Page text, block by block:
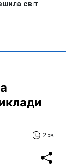
2 хв